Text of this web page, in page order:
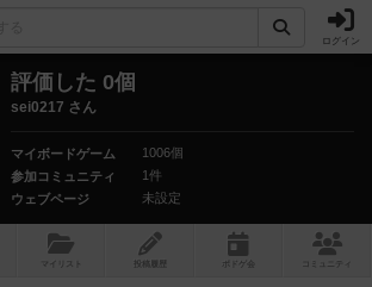
ログイン
評価した 0個
sei0217 さん
マイボードゲーム
1006個
参加コミュニティ
1件
ウェブページ
未設定
マイリスト 投稿履歴 ボ ドゲ コミュニティ